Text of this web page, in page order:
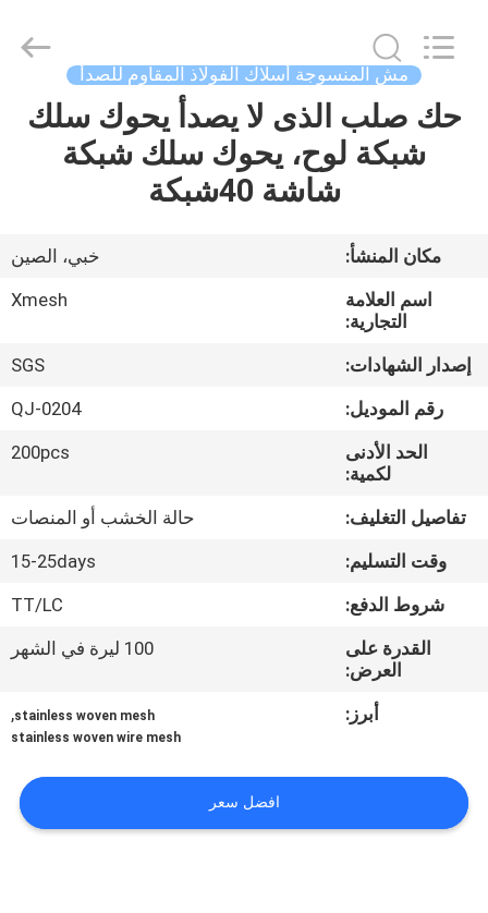
الصفحة
الرئيسية
معلومات
جولة
مراقبة
الجودة
اتصل
اقتباس
Reserved.
مش المنسوجة أسلاك الفولاذ المقاوم للصدأ
حك صلب الذى لا يصدأ يحوك سلك
شبكة لوح، يحوك سلك شبكة
شاشة 40شبكة
مكان المنشأ:
خبي، الصين
اسم العلامة
التجارية:
Xmesh
إصدار الشهادات:
SGS
رقم الموديل:
QJ-0204
الحد الأدنى
لكمية:
200pcs
تفاصيل التغليف:
حالة الخشب أو المنصات
وقت التسليم:
15-25days
شروط الدفع:
TT/LC
القدرة على
العرض:
100 ليرة في الشهر
أبرز: stainless woven mesh
,
stainless woven wire mesh
افضل سعر